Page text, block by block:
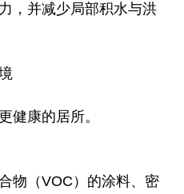
，并减少局部积水与洪
健康的居所。
物（VOC）的涂料、密